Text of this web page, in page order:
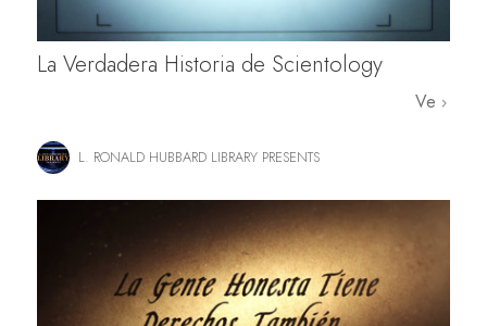
La Verdadera Historia de Scientology
Ve
L. RONALD HUBBARD LIBRARY PRESENTS